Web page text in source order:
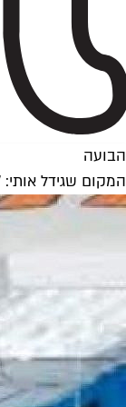
הבועה
המקום שגידל אותי: